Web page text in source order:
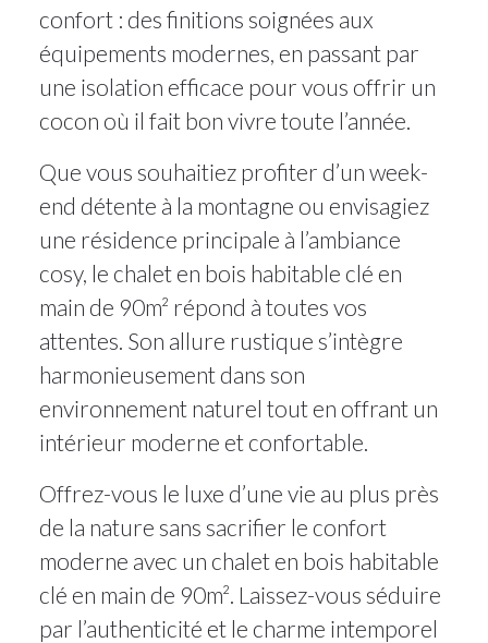
confort : des finitions soignées aux
équipements modernes, en passant par
une isolation efficace pour vous offrir un
cocon où il fait bon vivre toute l’année.
Que vous souhaitiez profiter d’un week-
end détente à la montagne ou envisagiez
une résidence principale à l’ambiance
cosy, le chalet en bois habitable clé en
main de 90m² répond à toutes vos
attentes. Son allure rustique s’intègre
harmonieusement dans son
environnement naturel tout en offrant un
intérieur moderne et confortable.
Offrez-vous le luxe d’une vie au plus près
de la nature sans sacrifier le confort
moderne avec un chalet en bois habitable
clé en main de 90m². Laissez-vous séduire
par l’authenticité et le charme intemporel